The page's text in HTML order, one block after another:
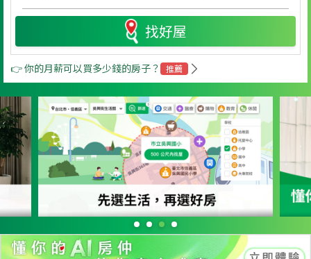
找好屋
👉 你的月薪可以買多少錢的房子？ 推薦